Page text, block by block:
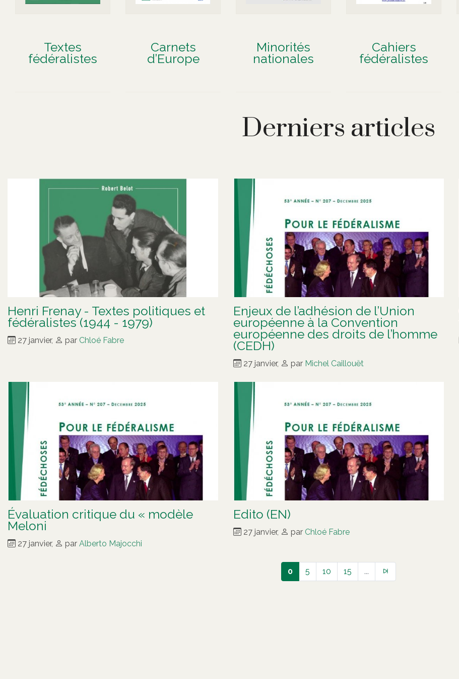
Textes
fédéralistes
Carnets
d’Europe
Minorités
nationales
Cahiers
fédéralistes
Derniers articles
Henri Frenay - Textes politiques et
fédéralistes (1944 - 1979)
27 janvier, par Chloé Fabre
Enjeux de l’adhésion de l’Union
européenne à la Convention
européenne des droits de l’homme
(CEDH)
27 janvier, par Michel Caillouët
Évaluation critique du « modèle
Meloni
27 janvier, par Alberto Majocchi
Edito (EN)
27 janvier, par Chloé Fabre
0 5 10 15 ...